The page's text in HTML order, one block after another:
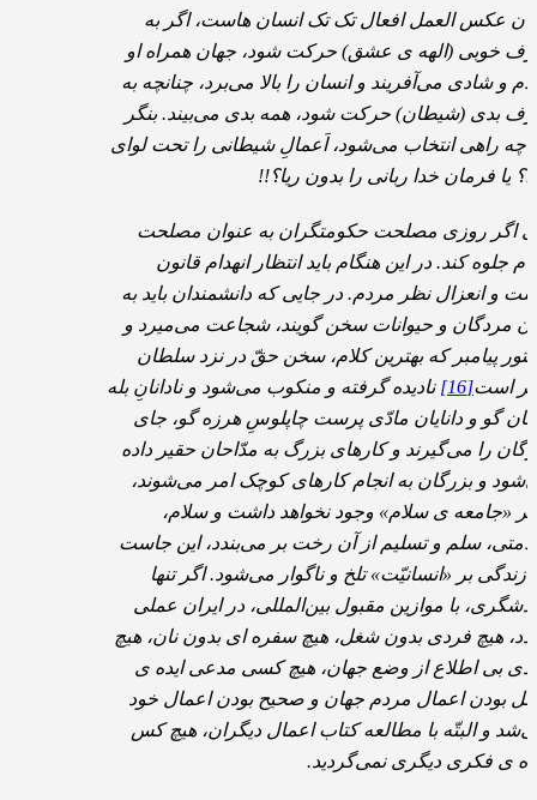
عکس العمل افعال تک تک انسان هاست، اگر به
خوبی (الهه ی عشق) حرکت شود، جهان همراه او
و شادی می‌آفریند و انسان را بالا می‌برد، چنانچه به
بدی (شیطان) حرکت شود، همه بدی می‌بیند. بنگر
چه راهی انتخاب می‌شود، اَعمالِ شیطانی را تحت لوای
یا فرمان خدا ربانی را بدون ریا؟!!
اگر روزی مصلحت حکومتگران به عنوان مصلحت
جلوه کند. در این هنگام باید انتظار انهدام قانون
و انعزال نظر مردم. در جایی که دانشمندان باید به
مردگان و حیوانات سخن گویند، شجاعت می‌میرد و
پیامبر که بهترین کلام، سخن حقّ در نزد سلطان
است[16]
نادیده گرفته و منکوب می‌شود و نادانانِ بله
گو و دانایان مادّی پرست چاپلوسِ هرزه گو، جای
را می‌گیرند و کارهای بزرگ به مدّاحان حقیر داده
و بزرگان به انجام کارهای کوچک امر می‌شوند،
«جامعه ی سلام» وجود نخواهد داشت و سلام،
سلم و تسلیم از آن رخت بر می‌بندد، این جاست
زندگی بر «انسانیّت» تلخ و ناگوار می‌شود. اگر تنها
با موازین مقبول بین‌المللی، در ایران عملی
هیچ فردی بدون شغل، هیچ سفره ای بدون نان، هیچ
بی اطلاع از وضع جهان، هیچ کسی مدعی ایده ی
بودن اعمال مردم جهان و صحیح بودن اعمال خود
و البتّه با مطالعه کتاب اعمال دیگران، هیچ کس
ی فکری دیگری نمی‌گردید.